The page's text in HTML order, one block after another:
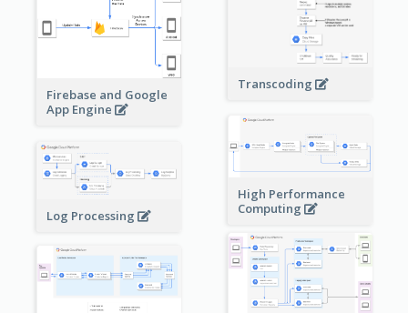
Firebase and Google
App Engine
Transcoding
High Performance
Computing
Log Processing